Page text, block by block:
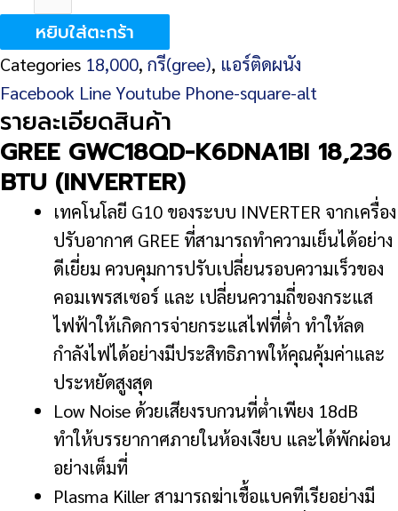
GREE
GWC18QD-
K6DNA1BI
18,236
BTU
(INVERTER)
ชิ้น
หยิบใส่ตะกร้า
Categories 18,000, กรี(gree), แอร์ติดผนัง
Facebook LineYoutube Phone-square-alt
รายละเอียดสินค้า
GREE GWC18QD-K6DNA1BI 18,236
BTU (INVERTER)
เทคโนโลยี G10 ของระบบ INVERTER จากเครื่อง
ปรับอากาศ GREE ที่สามารถทำความเย็นได้อย่าง
ดีเยี่ยม ควบคุมการปรับเปลี่ยนรอบความเร็วของ
คอมเพรสเซอร์ และ เปลี่ยนความถี่ของกระแส
ไฟฟ้าให้เกิดการจ่ายกระแสไฟที่ต่ำ ทำให้ลด
กำลังไฟได้อย่างมีประสิทธิภาพให้คุณคุ้มค่าและ
ประหยัดสูงสุด
Low Noise ด้วยเสียงรบกวนที่ต่ำเพียง 18dB
ทำให้บรรยากาศภายในห้องเงียบ และได้พักผ่อน
อย่างเต็มที่
Plasma Killer สามารถฆ่าเชื้อแบคทีเรียอย่างมี